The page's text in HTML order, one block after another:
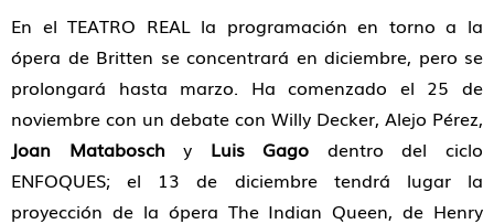
En el TEATRO REAL la programación en torno a la
ópera de Britten se concentrará en diciembre, pero se
prolongará hasta marzo. Ha comenzado el 25 de
noviembre con un debate con Willy Decker, Alejo Pérez,
Joan Mataboschy Luis Gago dentro del ciclo
ENFOQUES; el 13 de diciembre tendrá lugar la
proyección de la ópera The Indian Queen, de Henry